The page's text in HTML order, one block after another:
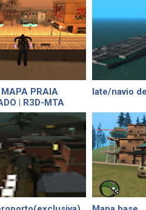
PRAIA
| R3D-MTA
Iate/navio